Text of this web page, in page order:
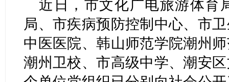
近日，市文化广电旅游体育
局、市疾病预防控制中心、市
中医医院、韩山师范学院潮州
潮州卫校、市高级中学、潮安